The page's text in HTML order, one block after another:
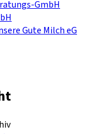
GmbH
Gute Milch eG